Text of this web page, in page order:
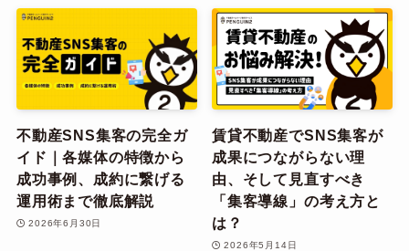
不動産SNS集客の完全ガ
イド｜各媒体の特徴から
成功事例、成約に繋げる
運用術まで徹底解説
2026年6月30日
賃貸不動産でSNS集客が
成果につながらない理
由、そして見直すべき
「集客導線」の考え方と
は？
2026年5月14日